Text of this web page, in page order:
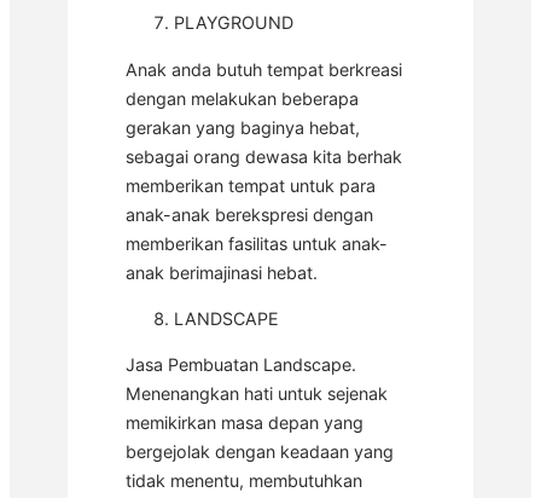
PLAYGROUND
Anak anda butuh tempat berkreasi
dengan melakukan beberapa
gerakan yang baginya hebat,
sebagai orang dewasa kita berhak
memberikan tempat untuk para
anak-anak berekspresi dengan
memberikan fasilitas untuk anak-
anak berimajinasi hebat.
LANDSCAPE
Jasa Pembuatan Landscape.
Menenangkan hati untuk sejenak
memikirkan masa depan yang
bergejolak dengan keadaan yang
tidak menentu, membutuhkan